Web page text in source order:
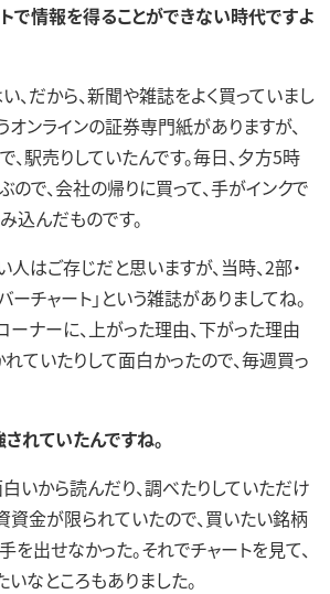
情報を得ることができない時代ですよ
だから、新聞や雑誌をよく買っていまし
オンラインの証券専門紙がありますが、
、駅売りしていたんです。毎日、夕方5時
で、会社の帰りに買って、手がインクで
込んだものです。
はご存じだと思いますが、当時、2部・
チャート」という雑誌がありましてね。
ーナーに、上がった理由、下がった理由
ていたりして面白かったので、毎週買っ
ていたんですね。
から読んだり、調べたりしていただけ
資金が限られていたので、買いたい銘柄
出せなかった。それでチャートを見て、
なところもありました。